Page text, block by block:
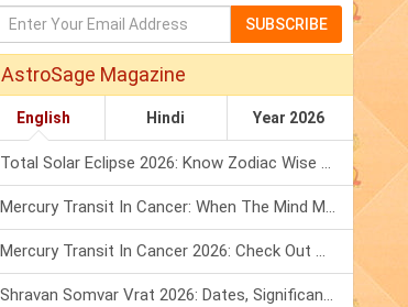
SUBSCRIBE
AstroSage Magazine
English Hindi Year 2026
Total Solar Eclipse 2026: Know Zodiac Wise Prediction
Mercury Transit In Cancer: When The Mind Meets The Heart!
Mercury Transit In Cancer 2026: Check Out What It Brings For You
Shravan Somvar Vrat 2026: Dates, Significance & Rituals In August